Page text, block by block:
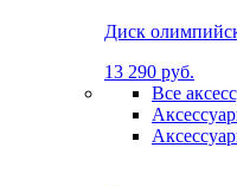
Диск
13 290 руб.
Все